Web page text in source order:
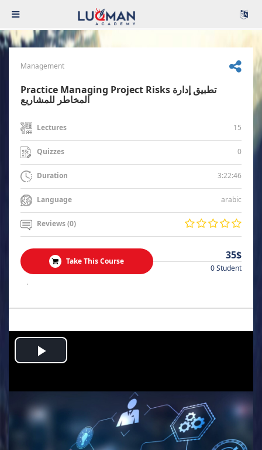
Management
Practice Managing Project Risks تطبيق إدارة
المخاطر للمشاريع
Lectures 15
Quizzes 0
Duration 3:22:46
Language arabic
Reviews (0)
Take This Course 35$
0 Student
.
Play
Video